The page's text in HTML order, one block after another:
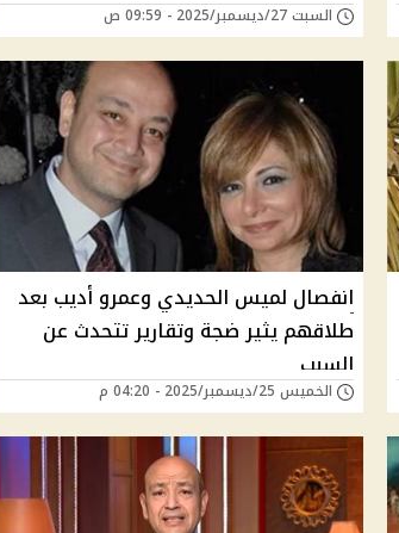
السبت 27/ديسمبر/2025 - 09:59 ص
انفصال لميس الحديدي وعمرو أديب بعد
طلاقهم يثير ضجة وتقارير تتحدث عن
السبب
الخميس 25/ديسمبر/2025 - 04:20 م